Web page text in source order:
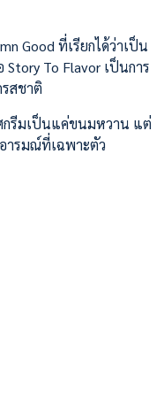
Good ที่เรียกได้ว่าเป็น
To Flavor เป็นการ
รสชาติ
ศกรีมเป็นแค่ขนมหวาน แต่
ารมณ์ที่เฉพาะตัว